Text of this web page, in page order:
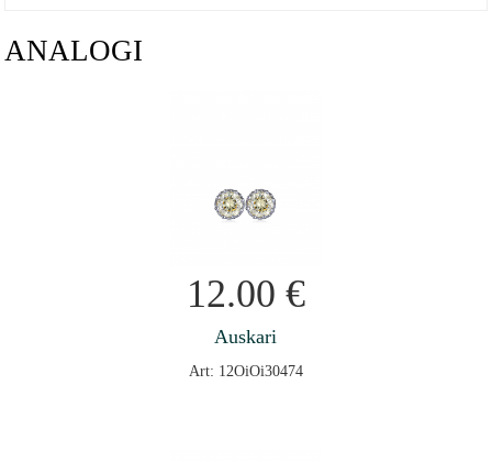
ANALOGI
12.00 €
Auskari
Art: 12OiOi30474